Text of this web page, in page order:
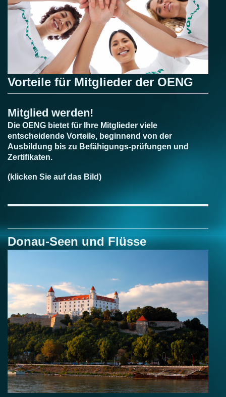
Vorteile für Mitglieder der OENG
Mitglied werden!
Die OENG bietet für Ihre Mitglieder viele
entscheidende Vorteile, beginnend von der
Ausbildung bis zu Befähigungs-prüfungen und
Zertifikaten.
(klicken Sie auf das Bild)
Donau-Seen und Flüsse